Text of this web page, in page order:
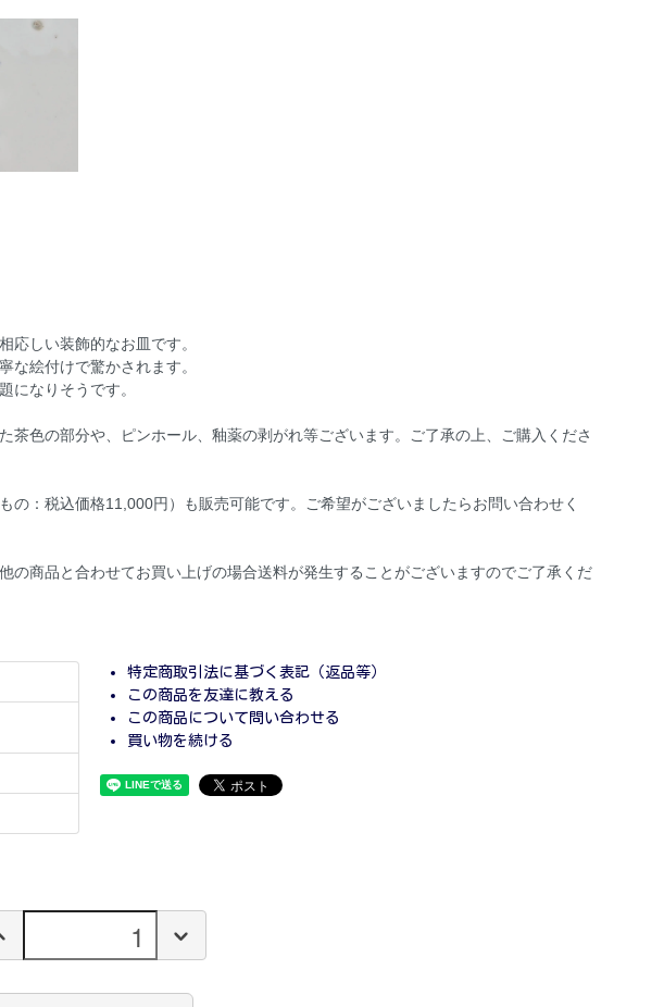
しい装飾的なお皿です。
な絵付けで驚かされます。
になりそうです。
色の部分や、ピンホール、釉薬の剥がれ等ございます。ご了承の上、ご購入くださ
：税込価格11,000円）も販売可能です。ご希望がございましたらお問い合わせく
商品と合わせてお買い上げの場合送料が発生することがございますのでご了承くだ
特定商取引法に基づく表記（返品等）
この商品を友達に教える
この商品について問い合わせる
買い物を続ける